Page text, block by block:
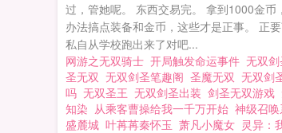
过，管她呢。 东西交易完。 拿到1000金
办法搞点装备和金币，这些才是正事。 正
私自从学校跑出来了对吧...
网游之无双骑士 开局触发命运事件 无双
圣无双 无双剑圣笔趣阁 圣魔无双 无双剑
吗 无双圣王 无双剑圣出装 剑圣无双游戏
知染 从乘客曹操给我一千万开始 神级召
盛麓城 叶苒苒秦怀玉 萧凡小魔女 灵异：